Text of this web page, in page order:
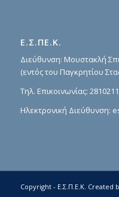
Ε.Σ.ΠΕ.Κ.
Διεύθυνση: Μουστακλή
(εντός του Παγκρητίου
Τηλ. Επικοινωνίας:
Ηλεκτρονική Διεύθυνση:
Copyright - Ε.Σ.Π.Ε.Κ. Created